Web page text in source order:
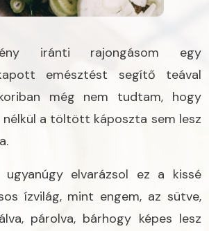
iránti rajongásom egy
emésztést segítő teával
még nem tudtam, hogy
nélkül a töltött káposzta sem lesz
elvarázsol ez a kissé
ízvilág, mint engem, az sütve,
párolva, bárhogy képes lesz